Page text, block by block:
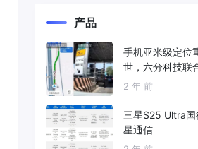
产品
手机亚米级定位
世，六分科技联
布免费服务
2 年 前
三星S25 Ultra国
星通信